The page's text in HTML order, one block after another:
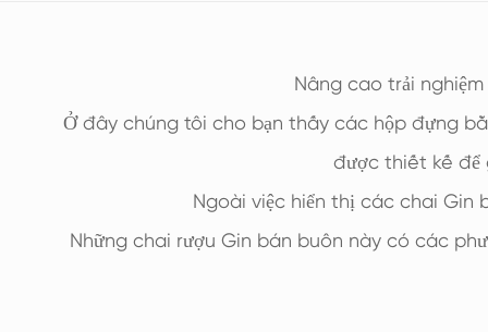
Nâng cao trải
Ở đây chúng tôi cho bạn thấy các hộp đựng
được thiết kế để
Ngoài việc hiển thị các chai Gin
Những chai rượu Gin bán buôn này có các